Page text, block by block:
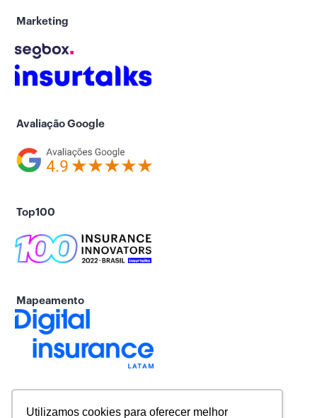
Utilizamos cookies para oferecer melhor
Marketing
Avaliação Google
Top100
Mapeamento